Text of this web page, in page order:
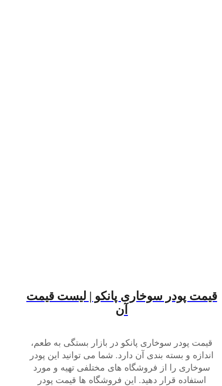
قیمت پودر سوخاری پانکو | لیست قیمت
آن
قیمت پودر سوخاری پانکو در بازار بستگی به طعم،
اندازه و بسته بندی آن دارد. شما می توانید این پودر
سوخاری را از فروشگاه های مختلفی تهیه و مورد
استفاده قرار دهید. این فروشگاه ها قیمت پودر